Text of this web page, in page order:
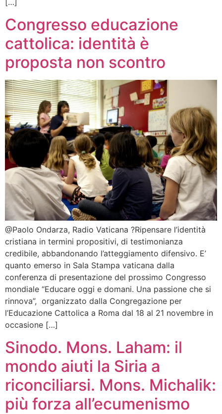
[…]
Congresso educazione
cattolica: identità è
proposta non scontro
@Paolo Ondarza, Radio Vaticana ?Ripensare l’identità
cristiana in termini propositivi, di testimonianza
credibile, abbandonando l’atteggiamento difensivo. E’
quanto emerso in Sala Stampa vaticana dalla
conferenza di presentazione del prossimo Congresso
mondiale “Educare oggi e domani. Una passione che si
rinnova”, organizzato dalla Congregazione per
l’Educazione Cattolica a Roma dal 18 al 21 novembre in
occasione […]
Sinodo. Mons. Laham: il
mondo aiuti la Siria a
riconciliarsi. Mons. Michalik:
più forza all’ecumenismo